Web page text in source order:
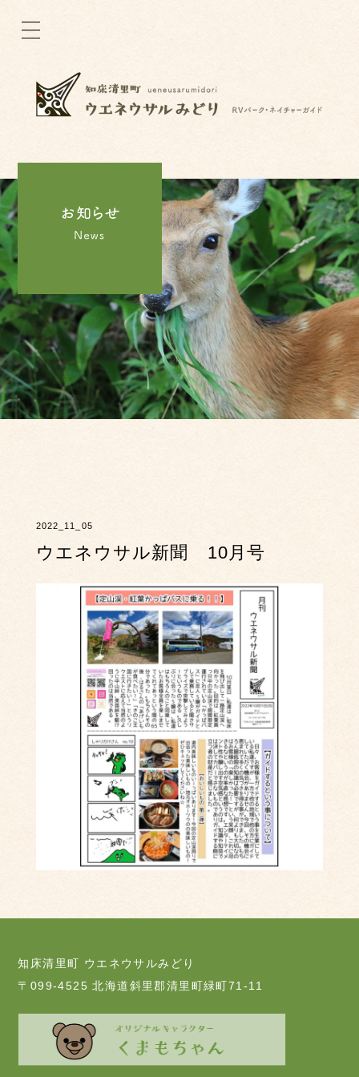
2022_11_05
ウエネウサル新聞 10月号
知床清里町 ウエネウサルみどり
〒099-4525 北海道斜里郡清里町緑町71-11